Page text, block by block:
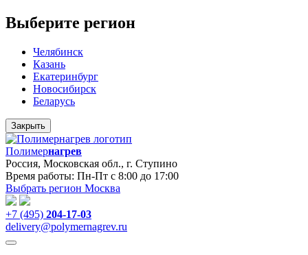
Выберите регион
Челябинск
Казань
Екатеринбург
Новосибирск
Беларусь
Закрыть
Полимернагрев
Россия, Московская обл., г. Ступино
Время работы: Пн-Пт с 8:00 до 17:00
Выбрать регион Москва
+7 (495) 204-17-03
delivery@polymernagrev.ru